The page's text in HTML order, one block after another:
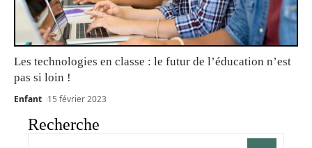
Les technologies en classe : le futur de l’éducation n’est
pas si loin !
Enfant 15 février 2023
Recherche